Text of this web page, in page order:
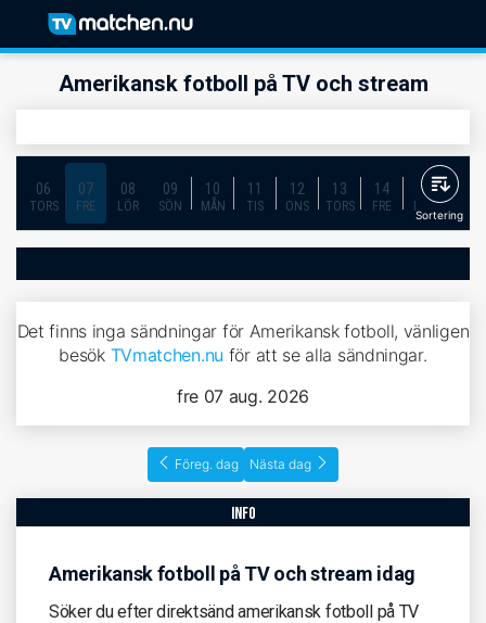
Amerikansk fotboll på TV och stream
06
TORS
07
FRE
08
LÖR
09
SÖN
10
MÅN
11
TIS
12
ONS
13
TORS
14
FRE
15
LÖR
Sortering
Det finns inga sändningar för Amerikansk fotboll, vänligen
besök TVmatchen.nu för att se alla sändningar.
fre 07 aug. 2026
Föreg. dag Nästa dag
info
Amerikansk fotboll på TV och stream idag
Söker du efter direktsänd amerikansk fotboll på TV